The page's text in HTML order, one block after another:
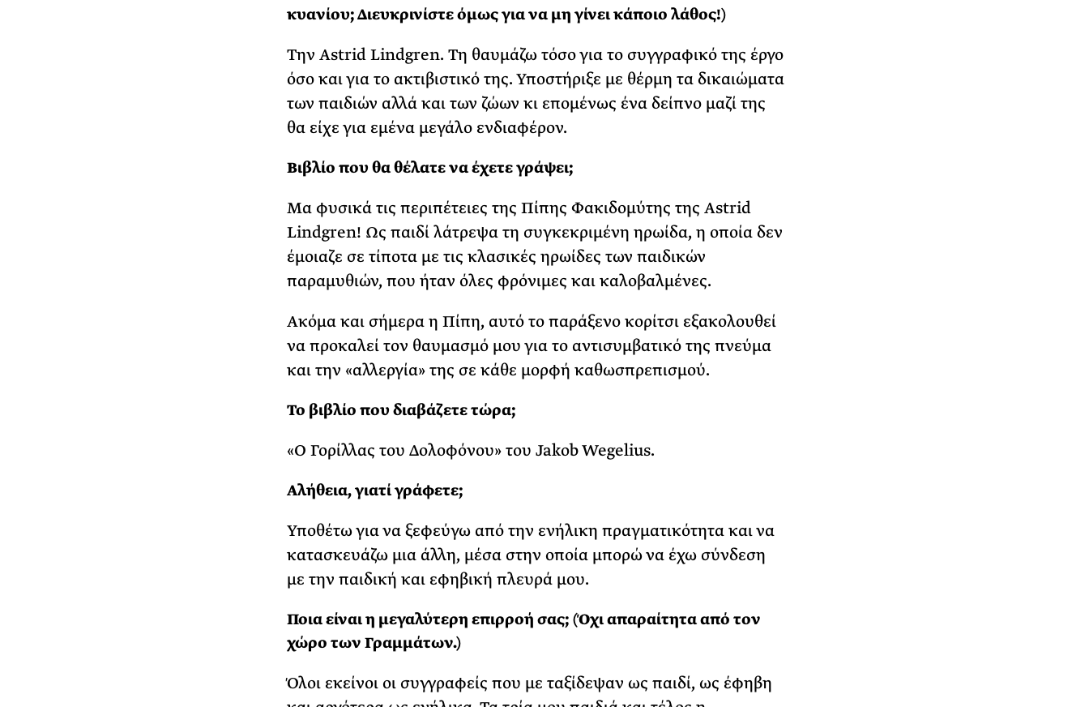
κυανίου; Διευκρινίστε όμως για να μη γίνει κάποιο λάθος!)
Την Astrid Lindgren. Τη θαυμάζω τόσο για το συγγραφικό της έργο
όσο και για το ακτιβιστικό της. Υποστήριξε με θέρμη τα δικαιώματα
των παιδιών αλλά και των ζώων κι επομένως ένα δείπνο μαζί της
θα είχε για εμένα μεγάλο ενδιαφέρον.
Βιβλίο που θα θέλατε να έχετε γράψει;
Μα φυσικά τις περιπέτειες της Πίπης Φακιδομύτης της Astrid
Lindgren! Ως παιδί λάτρεψα τη συγκεκριμένη ηρωίδα, η οποία δεν
έμοιαζε σε τίποτα με τις κλασικές ηρωίδες των παιδικών
παραμυθιών, που ήταν όλες φρόνιμες και καλοβαλμένες.
Ακόμα και σήμερα η Πίπη, αυτό το παράξενο κορίτσι εξακολουθεί
να προκαλεί τον θαυμασμό μου για το αντισυμβατικό της πνεύμα
και την «αλλεργία» της σε κάθε μορφή καθωσπρεπισμού.
Το βιβλίο που διαβάζετε τώρα;
«Ο Γορίλλας του Δολοφόνου» του Jakob Wegelius.
Αλήθεια, γιατί γράφετε;
Υποθέτω για να ξεφεύγω από την ενήλικη πραγματικότητα και να
κατασκευάζω μια άλλη, μέσα στην οποία μπορώ να έχω σύνδεση
με την παιδική και εφηβική πλευρά μου.
Ποια είναι η μεγαλύτερη επιρροή σας; (Όχι απαραίτητα από τον
χώρο των Γραμμάτων.)
Όλοι εκείνοι οι συγγραφείς που με ταξίδεψαν ως παιδί, ως έφηβη